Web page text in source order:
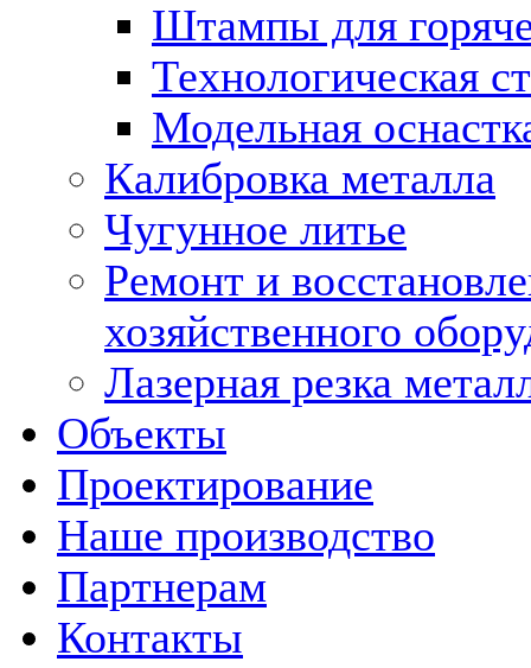
Штампы для
Технологическая
Модельная
Калибровка металла
Чугунное литье
Ремонт и
хозяйственного
Лазерная резка
Объекты
Проектирование
Наше производство
Партнерам
Контакты